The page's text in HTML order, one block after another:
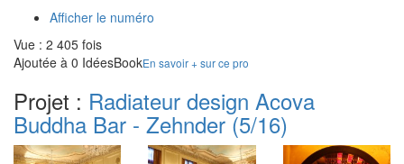
Afficher le numéro
Vue : 2 405 fois
Ajoutée à 0 IdéesBookEn savoir + sur ce pro
Projet : Radiateur design Acova
Buddha Bar - Zehnder(5/16)